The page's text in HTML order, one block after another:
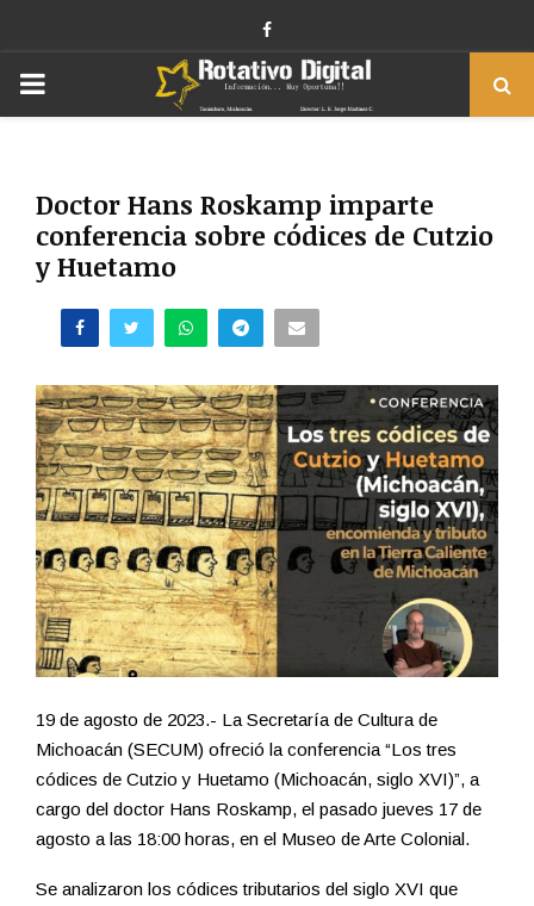
Facebook
PRIMARY
Doctor Hans Roskamp imparte
conferencia sobre códices de Cutzio
y Huetamo
19 de agosto de 2023.- La Secretaría de Cultura de
Michoacán (SECUM) ofreció la conferencia “Los tres
códices de Cutzio y Huetamo (Michoacán, siglo XVI)”, a
cargo del doctor Hans Roskamp, el pasado jueves 17 de
agosto a las 18:00 horas, en el Museo de Arte Colonial.
Se analizaron los códices tributarios del siglo XVI que